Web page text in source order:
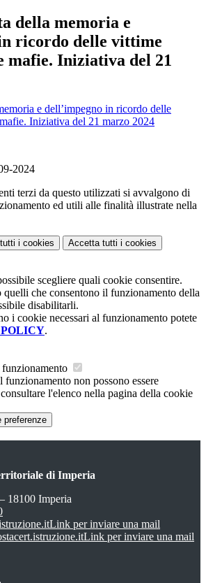
della memoria e
ricordo delle vittime
mafie. Iniziativa del 21
e dell’impegno in ricordo delle
Iniziativa del 21 marzo 2024
2024
terzi da questo utilizzati si avvalgono di
ed utili alle finalità illustrate nella
i cookies Accetta tutti i cookies
scegliere quali cookie consentire.
quelli che consentono il funzionamento della
disabilitarli.
i cookie necessari al funzionamento potete
.
funzionamento non possono essere
l'elenco nella pagina della cookie
preferenze
di Imperia
18100 Imperia
Link per inviare una mail
Link per inviare una mail